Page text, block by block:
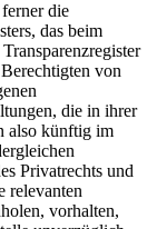
die
das beim
von
die in ihrer
also künftig im
Privatrechts und
relevanten
vorhalten,